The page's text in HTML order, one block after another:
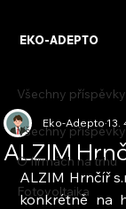
EKO-ADEPTO
Všechny příspěvky
O firmách na trhu
Fotovoltaika
Všechny příspěvky
ALZIM
Eko-Adepto13.
ALZIM Hrnčíř
konkrétně na